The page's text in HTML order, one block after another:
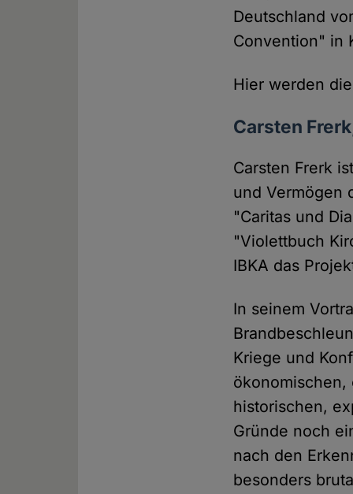
Deutschland
Convention" in
Hier werden
Carsten
Carsten Frerk
und Vermögen
"Caritas und
"Violettbuch
IBKA das
In seinem
Kriege und
ökonomischen,
historischen,
Gründe noch
nach den
besonders